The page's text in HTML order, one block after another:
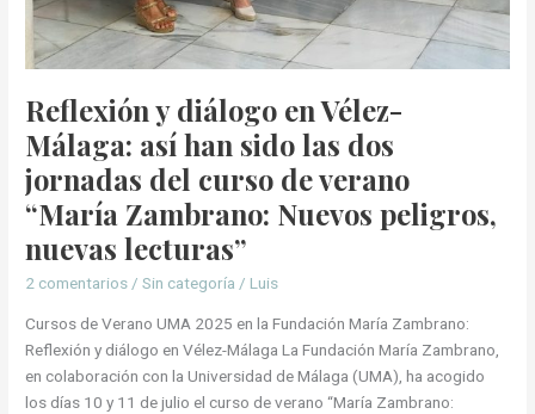
Reflexión y diálogo en Vélez-
Málaga: así han sido las dos
jornadas del curso de verano
“María Zambrano: Nuevos peligros,
nuevas lecturas”
2 comentarios /Sin categoría / Luis
Cursos de Verano UMA 2025 en la Fundación María Zambrano:
Reflexión y diálogo en Vélez-Málaga La Fundación María Zambrano,
en colaboración con la Universidad de Málaga (UMA), ha acogido
los días 10 y 11 de julio el curso de verano “María Zambrano:
“María
Zambrano:
Nuevos
nuevas
lecturas”